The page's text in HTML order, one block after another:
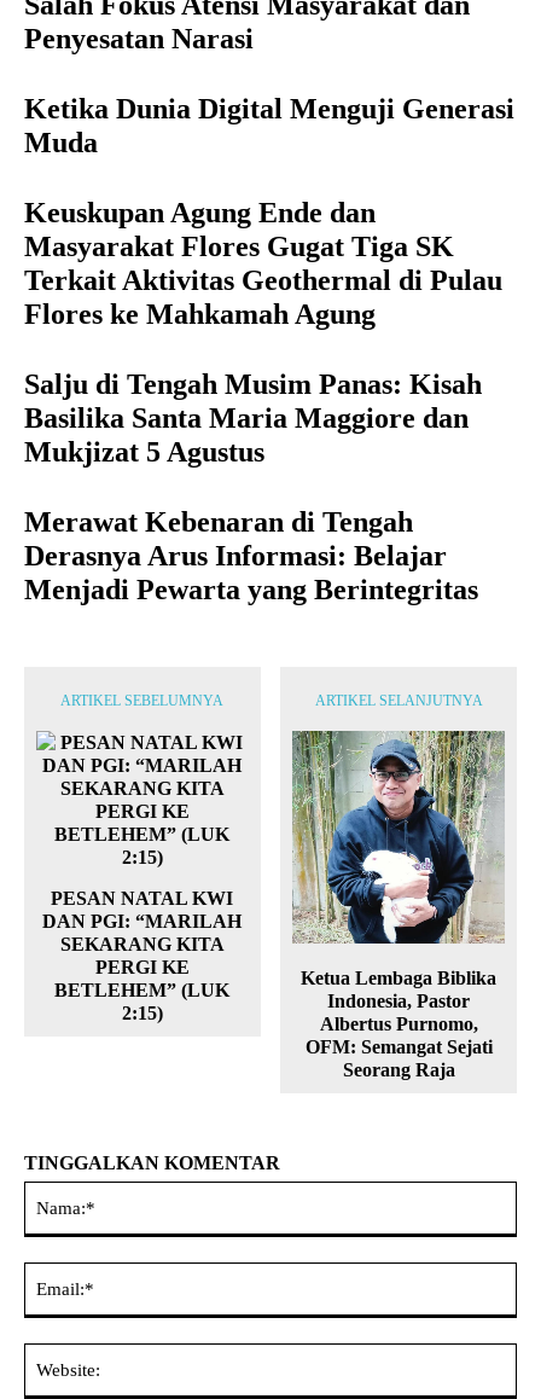
Penyesatan Narasi
Ketika Dunia Digital Menguji Generasi
Muda
Keuskupan Agung Ende dan
Masyarakat Flores Gugat Tiga SK
Terkait Aktivitas Geothermal di Pulau
Flores ke Mahkamah Agung
Salju di Tengah Musim Panas: Kisah
Basilika Santa Maria Maggiore dan
Mukjizat 5 Agustus
Merawat Kebenaran di Tengah
Derasnya Arus Informasi: Belajar
Menjadi Pewarta yang Berintegritas
ARTIKEL SEBELUMNYA
PESAN NATAL KWI
DAN PGI: “MARILAH
SEKARANG KITA
PERGI KE
BETLEHEM” (LUK
2:15)
ARTIKEL SELANJUTNYA
Ketua Lembaga Biblika
Indonesia, Pastor
Albertus Purnomo,
OFM: Semangat Sejati
Seorang Raja
TINGGALKAN KOMENTAR